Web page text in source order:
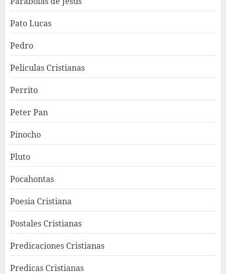
Pato Lucas
Pedro
Peliculas Cristianas
Perrito
Peter Pan
Pinocho
Pluto
Pocahontas
Poesia Cristiana
Postales Cristianas
Predicaciones Cristianas
Predicas Cristianas